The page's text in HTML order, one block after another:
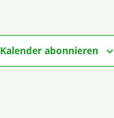
Kalender abonnieren